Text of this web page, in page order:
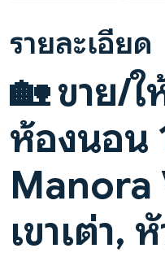
รายละเอียด
🏡ขาย/ใ
ห้องนอน
Manora
เขาเต่า,